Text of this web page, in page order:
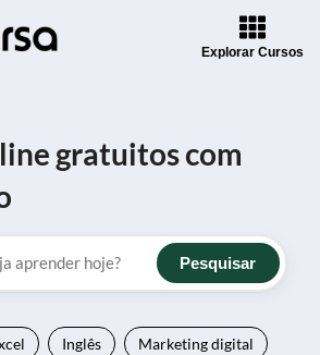
Explorar Cursos
gratuitos com
Pesquisar
Inglês Marketing digital